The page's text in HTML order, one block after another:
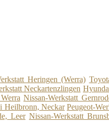
Heringen (Werra)
Neckartenzlingen
Nissan-Werkstatt
Heilbronn, Neckar Peugeot-
Leer Nissan-Werkstatt